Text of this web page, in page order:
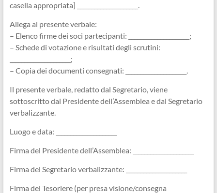
casella appropriata] _____________________.
Allega al presente verbale:
– Elenco firme dei soci partecipanti: _____________________;
– Schede di votazione e risultati degli scrutini:
_____________________;
– Copia dei documenti consegnati: _____________________.
Il presente verbale, redatto dal Segretario, viene
sottoscritto dal Presidente dell’Assemblea e dal Segretario
verbalizzante.
Luogo e data: _____________________
Firma del Presidente dell’Assemblea: _____________________
Firma del Segretario verbalizzante: _____________________
Firma del Tesoriere (per presa visione/consegna